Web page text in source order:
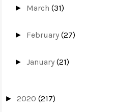
► March(31)
► February(27)
►January(21)
► 2020 (217)